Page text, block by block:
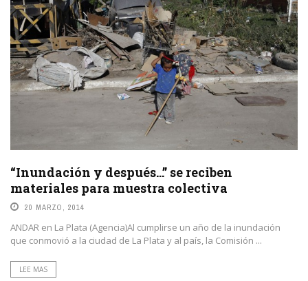
“Inundación y después…” se reciben
materiales para muestra colectiva
20 MARZO, 2014
ANDAR en La Plata (Agencia)Al cumplirse un año de la inundación
que conmovió a la ciudad de La Plata y al país, la Comisión ...
LEE MAS